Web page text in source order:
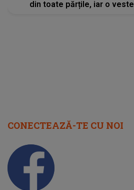
din toate părțile, iar o veste
CONECTEAZĂ-TE CU NOI